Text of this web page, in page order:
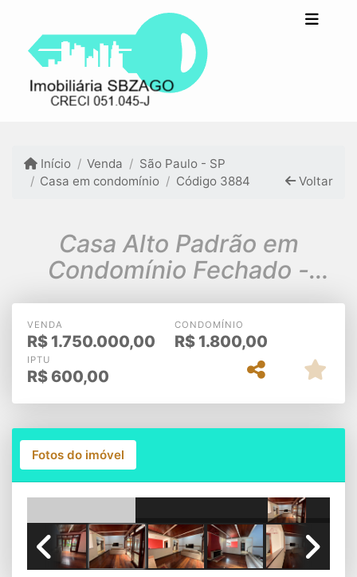
Início Venda
São Paulo - SP
Casa em condomínio
Código 3884 Voltar
Casa Alto Padrão em
Condomínio Fechado -
310m² - 4 dormitórios.
VENDA
R$ 1.750.000,00
CONDOMÍNIO
R$ 1.800,00
IPTU
R$ 600,00
Fotos do imóvel
Previous Next